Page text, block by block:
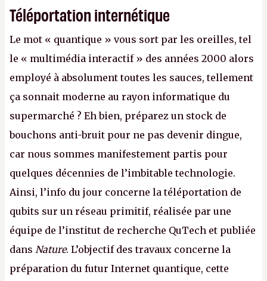
Téléportation internétique
Le mot « quantique » vous sort par les oreilles, tel
le « multimédia interactif » des années 2000 alors
employé à absolument toutes les sauces, tellement
ça sonnait moderne au rayon informatique du
supermarché ? Eh bien, préparez un stock de
bouchons anti-bruit pour ne pas devenir dingue,
car nous sommes manifestement partis pour
quelques décennies de l’imbitable technologie.
Ainsi, l’info du jour concerne la téléportation de
qubits sur un réseau primitif, réalisée par une
équipe de l’institut de recherche QuTech et publiée
dans Nature. L’objectif des travaux concerne la
préparation du futur Internet quantique, cette